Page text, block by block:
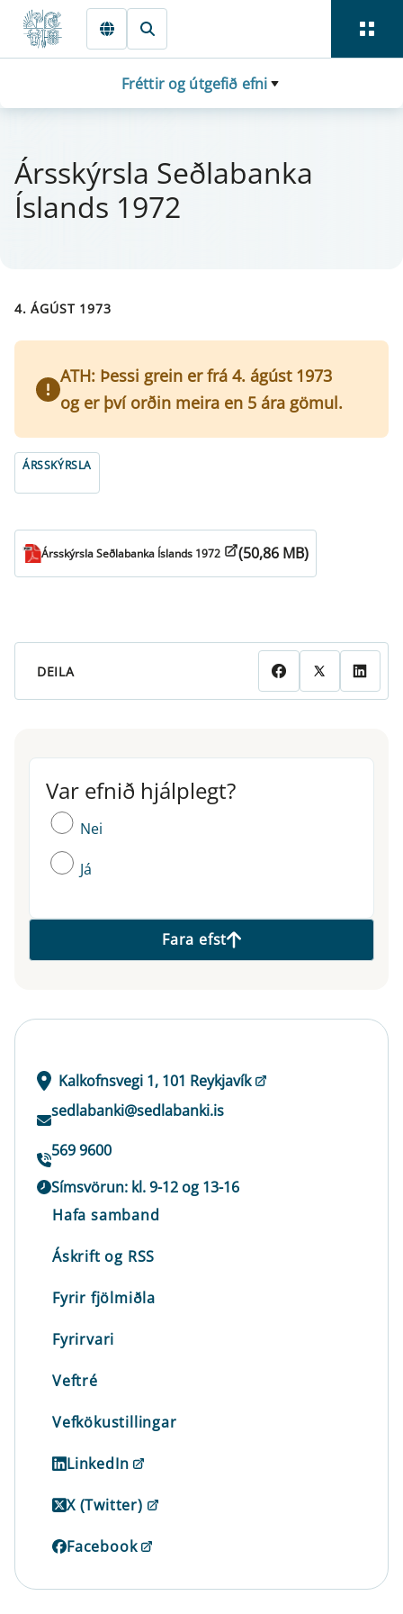
Fara beint í Meginmál
Fréttir og útgefið efni
Árs­skýrsla Seðlabanka
Íslands 1972
4. ÁGÚST 1973
ATH: Þessi grein er frá 4. ágúst 1973
og er því orðin meira en 5 ára gömul.
ÁRSSKÝRSLA
Ársskýrsla Seðlabanka Íslands 1972 (50,86 MB)
DEILA
Var efnið hjálplegt?
Var efnið hjálplegt?
Nei
Já
Fara efst
Kalkofnsvegi 1, 101 Reykjavík
sedlabanki@sedlabanki.is
569 9600
Símsvörun: kl. 9-12 og 13-16
Hafa samband
Áskrift og RSS
Fyrir fjölmiðla
Fyrirvari
Veftré
Vefkökustillingar
LinkedIn
X (Twitter)
Facebook